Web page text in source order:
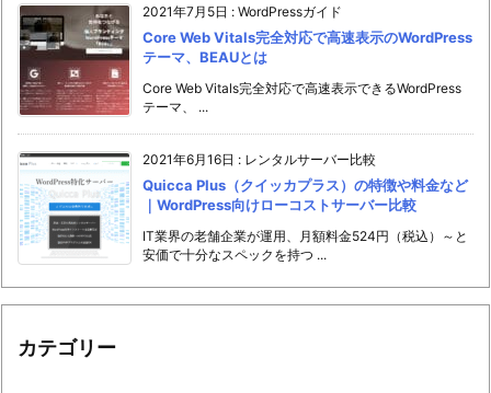
2021年7月5日 : WordPressガイド
Core Web Vitals完全対応で高速表示のWordPress
テーマ、BEAUとは
Core Web Vitals完全対応で高速表示できるWordPress
テーマ、 ...
2021年6月16日 : レンタルサーバー比較
Quicca Plus（クイッカプラス）の特徴や料金など
｜WordPress向けローコストサーバー比較
IT業界の老舗企業が運用、月額料金524円（税込）～と
安価で十分なスペックを持つ ...
カテゴリー